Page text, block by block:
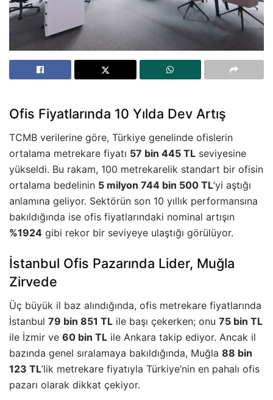
Ofis Fiyatlarında 10 Yılda Dev Artış
TCMB verilerine göre, Türkiye genelinde ofislerin
ortalama metrekare fiyatı 57 bin 445 TL seviyesine
yükseldi. Bu rakam, 100 metrekarelik standart bir ofisin
ortalama bedelinin 5 milyon 744 bin 500 TL’yi aştığı
anlamına geliyor. Sektörün son 10 yıllık performansına
bakıldığında ise ofis fiyatlarındaki nominal artışın
%1924 gibi rekor bir seviyeye ulaştığı görülüyor.
İstanbul Ofis Pazarında Lider, Muğla
Zirvede
Üç büyük il baz alındığında, ofis metrekare fiyatlarında
İstanbul 79 bin 851 TL ile başı çekerken; onu 75 bin TL
ile İzmir ve 60 bin TL ile Ankara takip ediyor. Ancak il
bazında genel sıralamaya bakıldığında, Muğla 88 bin
123 TL’lik metrekare fiyatıyla Türkiye’nin en pahalı ofis
pazarı olarak dikkat çekiyor.